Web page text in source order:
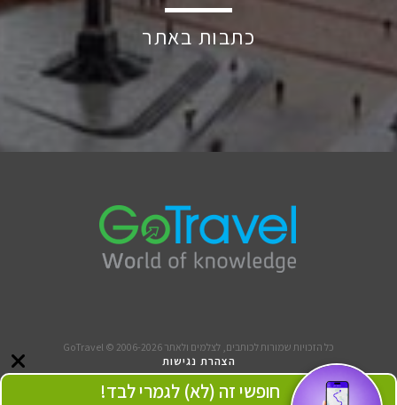
כתבות באתר
כל הזכויות שמורות לכותבים, לצלמים ולאתר GoTravel © 2006-2026
הצהרת נגישות
תנאי שימוש
אודותינו
חופשי זה (לא) לגמרי לבד!